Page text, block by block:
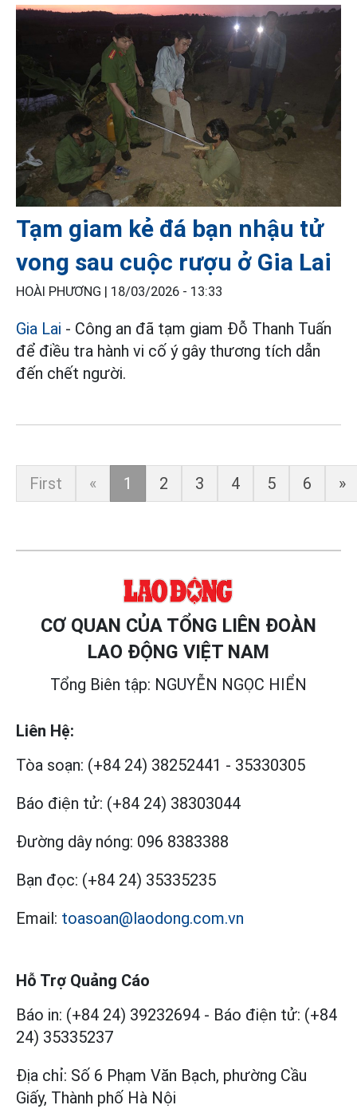
Tạm giam kẻ đá bạn nhậu tử
vong sau cuộc rượu ở Gia Lai
HOÀI PHƯƠNG | 18/03/2026 - 13:33
Gia Lai - Công an đã tạm giam Đỗ Thanh Tuấn
để điều tra hành vi cố ý gây thương tích dẫn
đến chết người.
First « 1 2 3 4 5 6 »
CƠ QUAN CỦA TỔNG LIÊN ĐOÀN
LAO ĐỘNG VIỆT NAM
Tổng Biên tập: NGUYỄN NGỌC HIỂN
Liên Hệ:
Tòa soạn: (+84 24) 38252441 - 35330305
Báo điện tử: (+84 24) 38303044
Đường dây nóng: 096 8383388
Bạn đọc: (+84 24) 35335235
Email: toasoan@laodong.com.vn
Hỗ Trợ Quảng Cáo
Báo in: (+84 24) 39232694 - Báo điện tử: (+84
24) 35335237
Địa chỉ: Số 6 Phạm Văn Bạch, phường Cầu
Giấy, Thành phố Hà Nội